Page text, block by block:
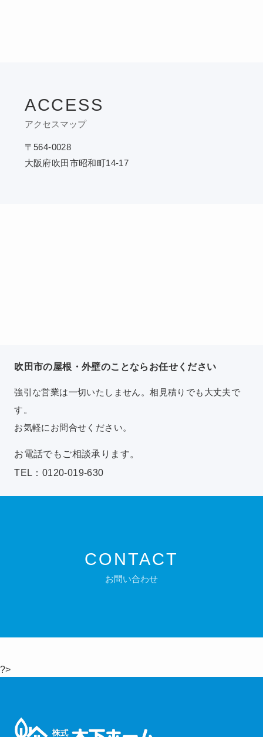
ACCESS
アクセスマップ
〒564-0028
大阪府吹田市昭和町14-17
吹田市の屋根・外壁のことならお任せください
強引な営業は一切いたしません。相見積りでも大丈夫で
す。
お気軽にお問合せください。
お電話でもご相談承ります。
TEL：0120-019-630
CONTACT
お問い合わせ
?>